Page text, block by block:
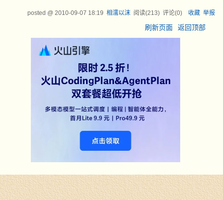
posted @ 2010-09-07 18:19 相濡以沫阅读(213) 评论(0) 收藏 举报
刷新页面 返回顶部